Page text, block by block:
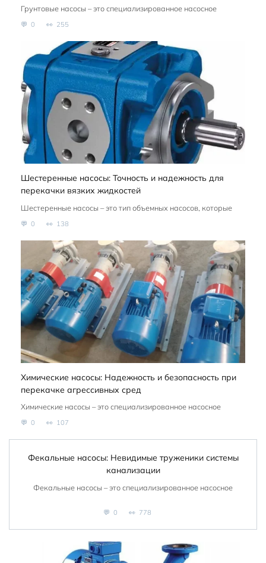
Грунтовые насосы – это специализированное насосное
0 255
Шестеренные насосы: Точность и надежность для
перекачки вязких жидкостей
Шестеренные насосы – это тип объемных насосов, которые
0 138
Химические насосы: Надежность и безопасность при
перекачке агрессивных сред
Химические насосы – это специализированное насосное
0 107
Фекальные насосы: Невидимые труженики системы
канализации
Фекальные насосы – это специализированное насосное
0 778